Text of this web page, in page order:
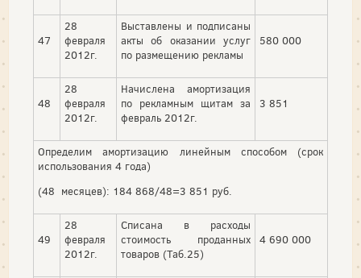
47
28
февраля
2012г.
Выставлены и подписаны
акты об оказании услуг
по размещению рекламы
580 000
48
28
февраля
2012г.
Начислена амортизация
по рекламным щитам за
февраль 2012г.
3 851
Определим амортизацию линейным способом (срок
использования 4 года)
(48 месяцев): 184 868/48=3 851 руб.
49
28
февраля
2012г.
Списана в расходы
стоимость проданных
товаров (Таб.25)
4 690 000